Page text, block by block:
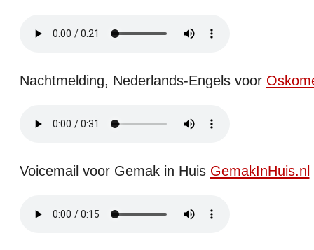
Nachtmelding, Nederlands-Engels voor
Voicemail voor Gemak in Huis GemakInHuis.nl